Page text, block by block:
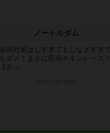
ノートルダム
疫病対策はしすぎてもしなさすぎて
もダメ！まさに疫病チキンレース！
【ざっ...